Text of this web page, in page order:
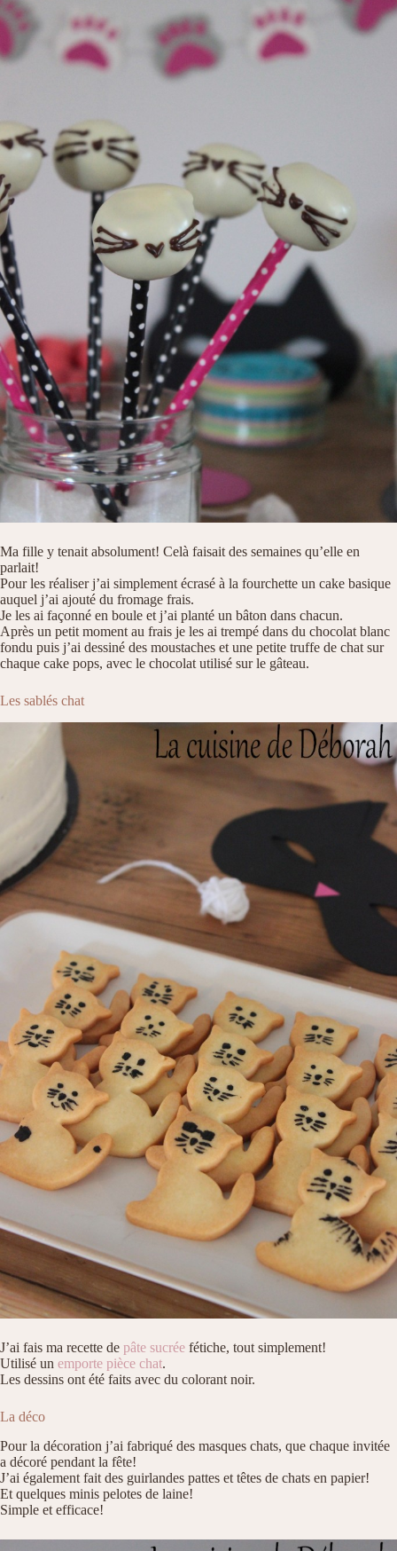
Ma fille y tenait absolument! Celà faisait des semaines qu’elle en
parlait!
Pour les réaliser j’ai simplement écrasé à la fourchette un cake basique
auquel j’ai ajouté du fromage frais.
Je les ai façonné en boule et j’ai planté un bâton dans chacun.
Après un petit moment au frais je les ai trempé dans du chocolat blanc
fondu puis j’ai dessiné des moustaches et une petite truffe de chat sur
chaque cake pops, avec le chocolat utilisé sur le gâteau.
Les sablés chat
J’ai fais ma recette de pâte sucrée fétiche, tout simplement!
Utilisé un emporte pièce chat.
Les dessins ont été faits avec du colorant noir.
La déco
Pour la décoration j’ai fabriqué des masques chats, que chaque invitée
a décoré pendant la fête!
J’ai également fait des guirlandes pattes et têtes de chats en papier!
Et quelques minis pelotes de laine!
Simple et efficace!